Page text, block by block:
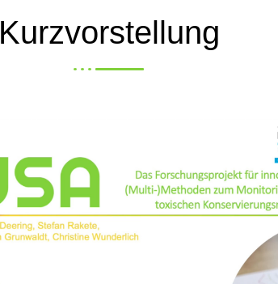
Kurzvorstellung